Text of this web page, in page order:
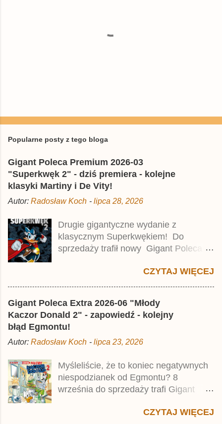
e
i
j
o
m
e
t
a
r
z
Popularne posty z tego bloga
Gigant Poleca Premium 2026-03
"Superkwęk 2" - dziś premiera - kolejne
klasyki Martiny i De Vity!
Autor: Radosław Koch - lipca 28, 2026
Drugie gigantyczne wydanie z
klasycznym Superkwękiem! Do
sprzedaży trafił nowy Gigant Poleca
Jest to kolejny 624-stronicowy tom z
najstarszymi historiami o kaczym
wynosi 49,99 zł i zamówicie go także z
rabatem na Egmont.pl . Za przekład
odpowiadał Jacek Drewnowski.
Publikacja jest przedrukiem drugiego
Taschenbuch Phantomias Collection ,
który trafił do sprzedaży pod koniec
2025 roku.
CZYTAJ WIĘCEJ
Gigant Poleca Extra 2026-06 "Młody
Kaczor Donald 2" - zapowiedź - kolejny
błąd Egmontu!
Autor: Radosław Koch - lipca 23, 2026
Myśleliście, że to koniec negatywnych
niespodzianek od Egmontu? 8
września do sprzedaży trafi Gigant
Jednak wbrew temu, na co wskazuje
CZYTAJ WIĘCEJ